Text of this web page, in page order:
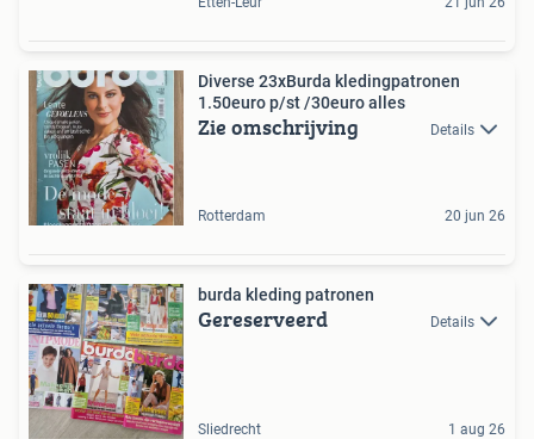
Diverse 23xBurda kledingpatronen
1.50euro p/st /30euro alles
Zie omschrijving Details
Rotterdam 20 jun 26
burda kleding patronen
Gereserveerd Details
Sliedrecht 1 aug 26